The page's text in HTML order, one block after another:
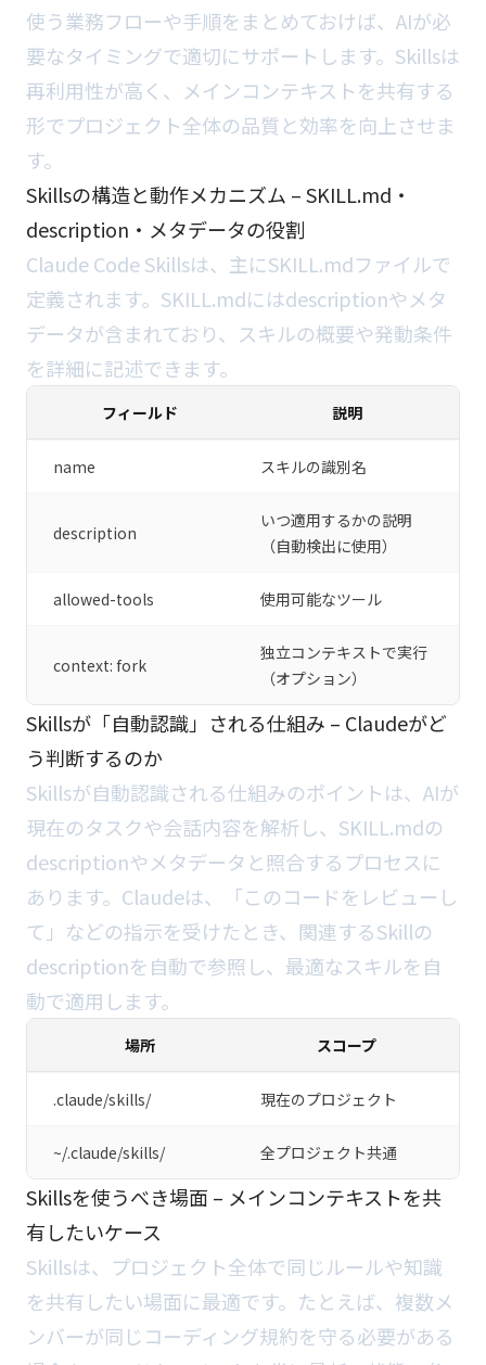
使う業務フローや手順をまとめておけば、AIが必
要なタイミングで適切にサポートします。Skillsは
再利用性が高く、メインコンテキストを共有する
形でプロジェクト全体の品質と効率を向上させま
す。
Skillsの構造と動作メカニズム – SKILL.md・
description・メタデータの役割
Claude Code Skillsは、主にSKILL.mdファイルで
定義されます。SKILL.mdにはdescriptionやメタ
データが含まれており、スキルの概要や発動条件
を詳細に記述できます。
フィールド 説明
name スキルの識別名
description
いつ適用するかの説明
（自動検出に使用）
allowed-tools 使用可能なツール
context: fork
独立コンテキストで実行
（オプション）
Skillsが「自動認識」される仕組み – Claudeがど
う判断するのか
Skillsが自動認識される仕組みのポイントは、AIが
現在のタスクや会話内容を解析し、SKILL.mdの
descriptionやメタデータと照合するプロセスに
あります。Claudeは、「このコードをレビューし
て」などの指示を受けたとき、関連するSkillの
descriptionを自動で参照し、最適なスキルを自
動で適用します。
場所 スコープ
.claude/skills/ 現在のプロジェクト
~/.claude/skills/ 全プロジェクト共通
Skillsを使うべき場面 – メインコンテキストを共
有したいケース
Skillsは、プロジェクト全体で同じルールや知識
を共有したい場面に最適です。たとえば、複数メ
ンバーが同じコーディング規約を守る必要がある